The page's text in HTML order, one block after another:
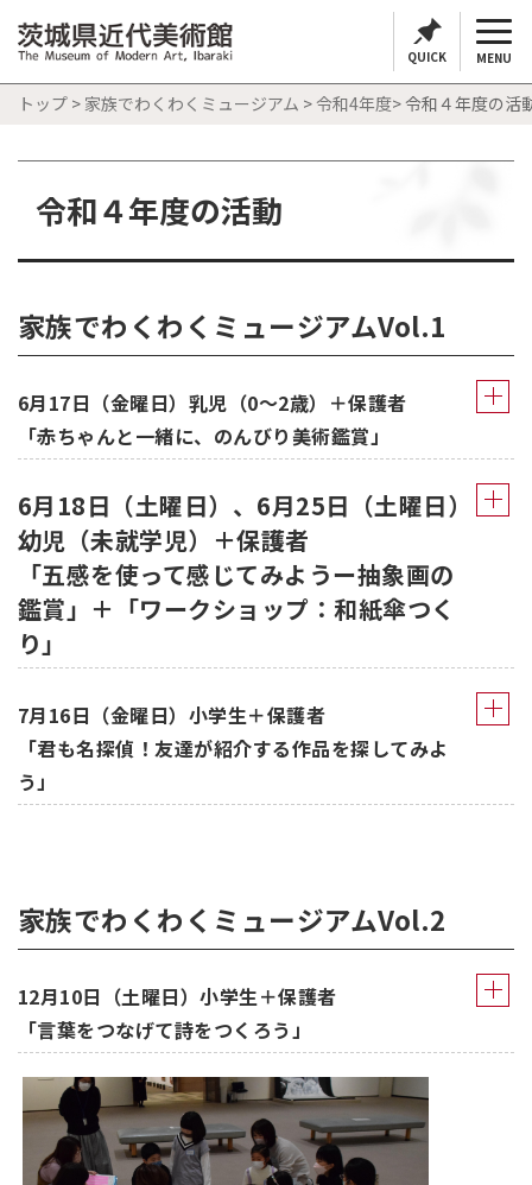
QUICK MENU
トップ >家族でわくわくミュージアム >令和4年度> 令和４年度の活
令和４年度の活動
家族でわくわくミュージアムVol.1
6月17日（金曜日）乳児（0～2歳）＋保護者
「赤ちゃんと一緒に、のんびり美術鑑賞」
6月18日（土曜日）、6月25日（土曜日）
幼児（未就学児）＋保護者
「五感を使って感じてみようー抽象画の
鑑賞」＋「ワークショップ：和紙傘つく
り」
7月16日（金曜日）小学生＋保護者
「君も名探偵！友達が紹介する作品を探してみよ
う」
家族でわくわくミュージアムVol.2
12月10日（土曜日）小学生＋保護者
「言葉をつなげて詩をつくろう」